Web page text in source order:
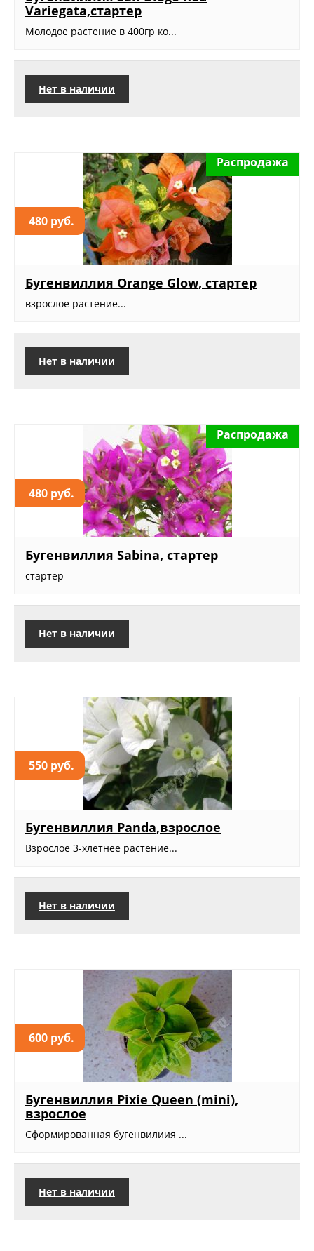
Variegata,стартер
Молодое растение в 400гр ко...
Нет в наличии
480 руб.
Распродажа
Бугенвиллия Orange Glow, стартер
взрослое растение...
Нет в наличии
480 руб.
Распродажа
Бугенвиллия Sabina, стартер
стартер
Нет в наличии
550 руб.
Бугенвиллия Panda,взрослое
Взрослое 3-хлетнее растение...
Нет в наличии
600 руб.
Бугенвиллия Pixie Queen (mini),
взрослое
Сформированная бугенвилиия ...
Нет в наличии